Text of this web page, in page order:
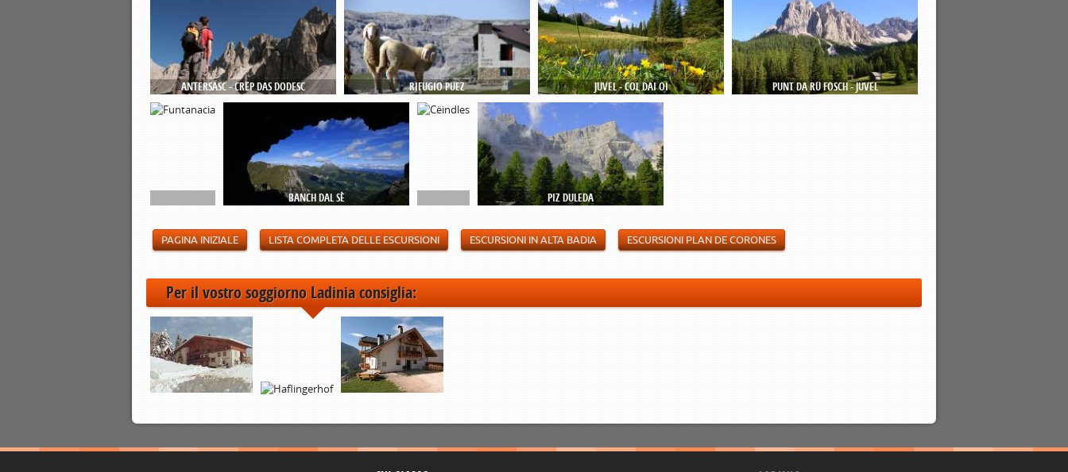
ANTERSASC - CRËP DAS DODESC RIFUGIO PUEZ JUVEL - COL DAI OI PUNT DA RÜ FOSCH - JUVEL
BANCH DAL SÈ CËINDLES PIZ DULEDA
PAGINA INIZIALE LISTA COMPLETA DELLE ESCURSIONI ESCURSIONI IN ALTA BADIA ESCURSIONI PLAN DE CORONES
Per il vostro soggiorno Ladinia consiglia: